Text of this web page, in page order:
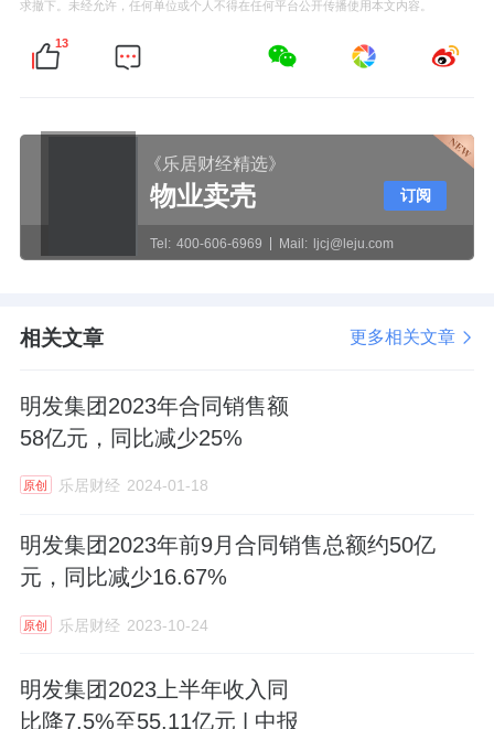
求撤下。未经允许，任何单位或个人不得在任何平台公开传播使用本文内容。
13
《乐居财经精选》
物业卖壳
Tel: 400-606-6969 Mail: ljcj@leju.com
订阅
相关文章 更多相关文章
明发集团2023年合同销售额
58亿元，同比减少25%
原创 乐居财经 2024-01-18
明发集团2023年前9月合同销售总额约50亿
元，同比减少16.67%
原创 乐居财经 2023-10-24
明发集团2023上半年收入同
比降7.5%至55.11亿元 | 中报